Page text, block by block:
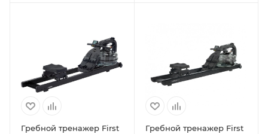
Гребной тренажер First
Гребной тренажер First